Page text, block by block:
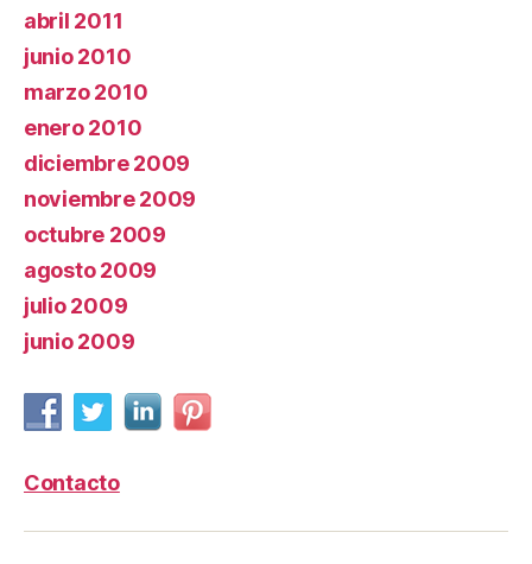
abril 2011
junio 2010
marzo 2010
enero 2010
diciembre 2009
noviembre 2009
octubre 2009
agosto 2009
julio 2009
junio 2009
Contacto